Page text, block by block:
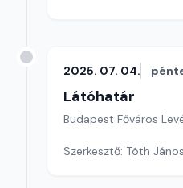
2025. 07. 04.
Látóhatár
Budapest Főváros
Szerkesztő: Tóth